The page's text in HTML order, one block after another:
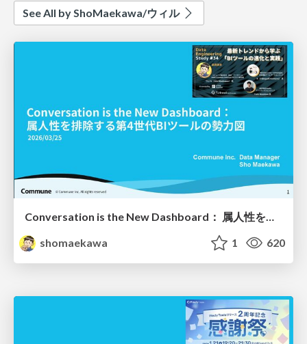
See All by ShoMaekawa/ウィル
Conversation is the New Dashboard： 属人性を排除する第4世代BIツールの勢力図
shomaekawa
1 620